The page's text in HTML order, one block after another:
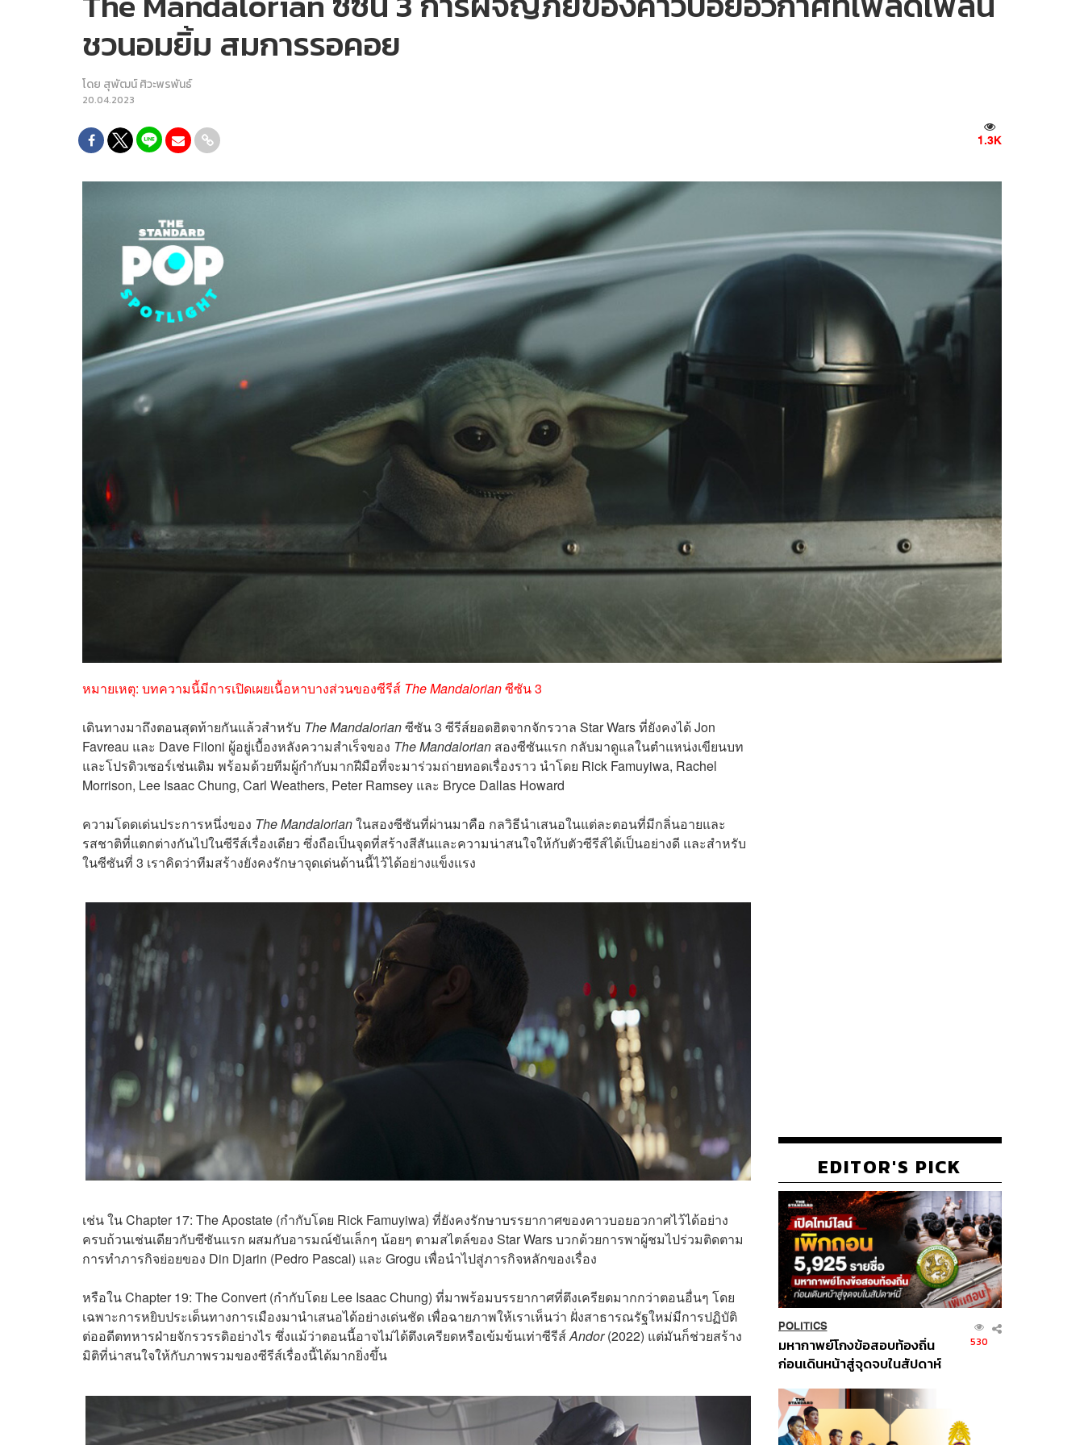
ชวนอมยิ้ม สมการรอคอย
โดย สุพัฒน์ ศิวะพรพันธ์
20.04.2023
1.3K
หมายเหตุ: บทความนี้มีการเปิดเผยเนื้อหาบางส่วนของซีรีส์ The Mandalorianซีซัน 3
เดินทางมาถึงตอนสุดท้ายกันแล้วสำหรับ The Mandalorianซีซัน 3 ซีรีส์ยอดฮิตจากจักรวาล Star Wars ที่ยังคงได้ Jon
Favreau และ Dave Filoni ผู้อยู่เบื้องหลังความสำเร็จของ The Mandalorian สองซีซันแรก กลับมาดูแลในตำแหน่งเขียนบท
และโปรดิวเซอร์เช่นเดิม พร้อมด้วยทีมผู้กำกับมากฝีมือที่จะมาร่วมถ่ายทอดเรื่องราว นำโดย Rick Famuyiwa, Rachel
Morrison, Lee Isaac Chung, Carl Weathers, Peter Ramsey และ Bryce Dallas Howard
ความโดดเด่นประการหนึ่งของ The Mandalorianในสองซีซันที่ผ่านมาคือ กลวิธีนำเสนอในแต่ละตอนที่มีกลิ่นอายและ
รสชาติที่แตกต่างกันไปในซีรีส์เรื่องเดียว ซึ่งถือเป็นจุดที่สร้างสีสันและความน่าสนใจให้กับตัวซีรีส์ได้เป็นอย่างดี และสำหรับ
ในซีซันที่ 3 เราคิดว่าทีมสร้างยังคงรักษาจุดเด่นด้านนี้ไว้ได้อย่างแข็งแรง
เช่น ใน Chapter 17: The Apostate (กำกับโดย Rick Famuyiwa) ที่ยังคงรักษาบรรยากาศของคาวบอยอวกาศไว้ได้อย่าง
ครบถ้วนเช่นเดียวกับซีซันแรก ผสมกับอารมณ์ขันเล็กๆ น้อยๆ ตามสไตล์ของ Star Wars บวกด้วยการพาผู้ชมไปร่วมติดตาม
การทำภารกิจย่อยของ Din Djarin (Pedro Pascal) และ Grogu เพื่อนำไปสู่ภารกิจหลักของเรื่อง
หรือใน Chapter 19: The Convert (กำกับโดย Lee Isaac Chung) ที่มาพร้อมบรรยากาศที่ตึงเครียดมากกว่าตอนอื่นๆ โดย
เฉพาะการหยิบประเด็นทางการเมืองมานำเสนอได้อย่างเด่นชัด เพื่อฉายภาพให้เราเห็นว่า ฝั่งสาธารณรัฐใหม่มีการปฏิบัติ
ต่ออดีตทหารฝ่ายจักรวรรดิอย่างไร ซึ่งแม้ว่าตอนนี้อาจไม่ได้ตึงเครียดหรือเข้มข้นเท่าซีรีส์Andor(2022) แต่มันก็ช่วยสร้าง
มิติที่น่าสนใจให้กับภาพรวมของซีรีส์เรื่องนี้ได้มากยิ่งขึ้น
EDITOR'S PICK
POLITICS
มหากาพย์โกงข้อสอบท้องถิ่น
ก่อนเดินหน้าสู่จุดจบในสัปดาห์
530